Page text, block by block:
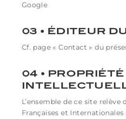
Google
03 • ÉDITEUR
Cf. page « Contact » du
04 • PROPRIÉTÉ
L’ensemble de ce site relève
Françaises et